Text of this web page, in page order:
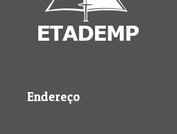
Endereço